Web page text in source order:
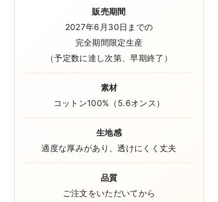
販売期間
2027年6月30日までの
完全期間限定生産
（予定数に達し次第、早期終了）
素材
コットン100%（5.6オンス）
生地感
適度な厚みがあり、透けにくく丈夫
品質
ご注文をいただいてから